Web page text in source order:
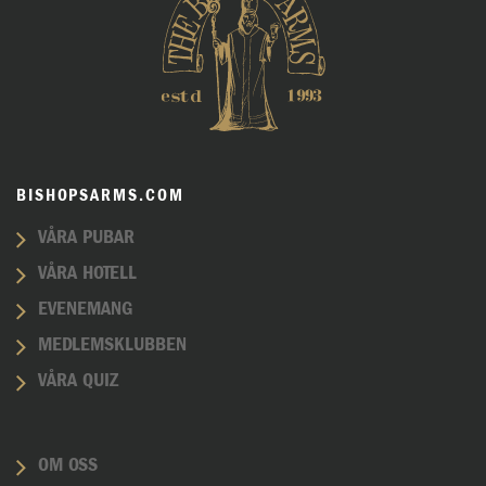
BISHOPSARMS.COM
VÅRA PUBAR
VÅRA HOTELL
EVENEMANG
MEDLEMSKLUBBEN
VÅRA QUIZ
OM OSS